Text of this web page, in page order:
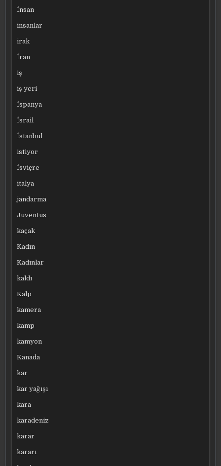
İnsan
insanlar
irak
İran
iş
iş yeri
İspanya
İsrail
İstanbul
istiyor
İsviçre
italya
jandarma
Juventus
kaçak
Kadın
Kadınlar
kaldı
Kalp
kamera
kamp
kamyon
Kanada
kar
kar yağışı
kara
karadeniz
karar
kararı